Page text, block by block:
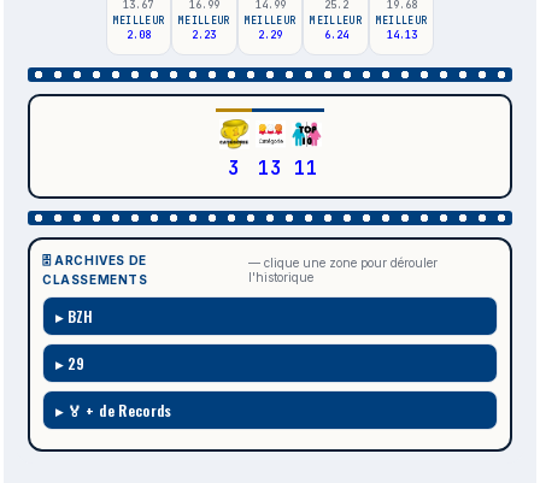
13.67
MEILLEUR
2.08
16.99
MEILLEUR
2.23
14.99
MEILLEUR
2.29
25.2
MEILLEUR
6.24
19.68
MEILLEUR
14.13
3 13 11
🗄️ ARCHIVES DE
CLASSEMENTS
— clique une zone pour dérouler
l'historique
BZH
29
🏅 + de Records